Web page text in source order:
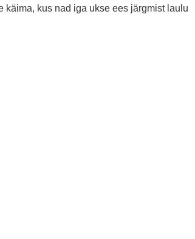
käima, kus nad iga ukse ees järgmist laulu